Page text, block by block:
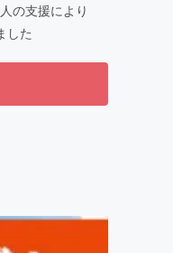
人の支援により
した